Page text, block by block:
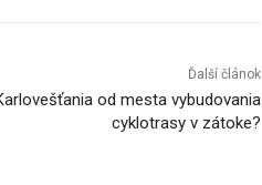
Ďalší článok
od mesta vybudovania
cyklotrasy v zátoke?